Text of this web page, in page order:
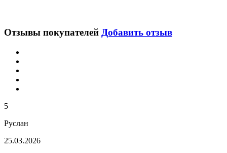
Отзывы покупателей Добавить отзыв
5
Руслан
25.03.2026